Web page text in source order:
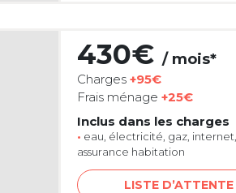
430€ / mois*
Charges +95€
Frais ménage +25€
Inclus dans les charges
• eau, électricité, gaz, internet,
assurance habitation
LISTE D’ATTENTE